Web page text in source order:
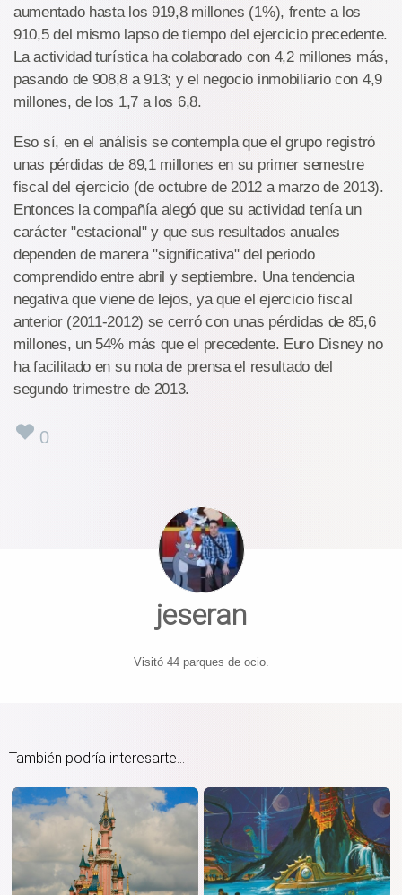
aumentado hasta los 919,8 millones (1%), frente a los
910,5 del mismo lapso de tiempo del ejercicio precedente.
La actividad turística ha colaborado con 4,2 millones más,
pasando de 908,8 a 913; y el negocio inmobiliario con 4,9
millones, de los 1,7 a los 6,8.
Eso sí, en el análisis se contempla que el grupo registró
unas pérdidas de 89,1 millones en su primer semestre
fiscal del ejercicio (de octubre de 2012 a marzo de 2013).
Entonces la compañía alegó que su actividad tenía un
carácter "estacional" y que sus resultados anuales
dependen de manera "significativa" del periodo
comprendido entre abril y septiembre. Una tendencia
negativa que viene de lejos, ya que el ejercicio fiscal
anterior (2011-2012) se cerró con unas pérdidas de 85,6
millones, un 54% más que el precedente. Euro Disney no
ha facilitado en su nota de prensa el resultado del
segundo trimestre de 2013.
0
jeseran
Visitó 44 parques de ocio.
También podría interesarte...